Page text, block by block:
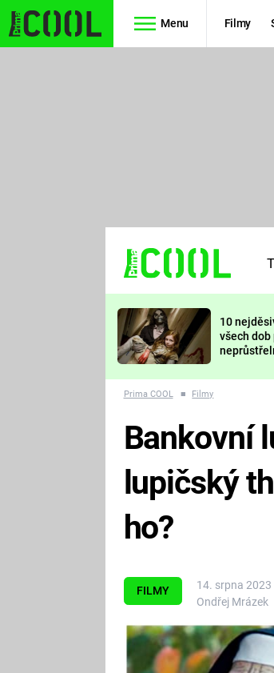
Menu Filmy
TŘESKU
FUTURAMA
10
všech dob
nejvíc
Prima COOL ■ Filmy
FILMY
14. srpna 2023
Ondřej Mrázek
Bankovní
lupičský
ho?